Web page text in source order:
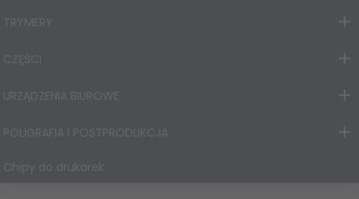
TRYMERY
CZĘŚCI
URZĄDZENIA BIUROWE
POLIGRAFIA I POSTPRODUKCJA
Chipy do drukarek